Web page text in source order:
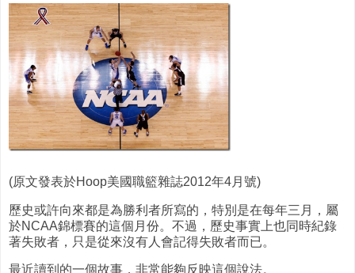
(原文發表於Hoop美國職籃雜誌2012年4月號)
歷史或許向來都是為勝利者所寫的，特別是在每年三月，屬
於NCAA錦標賽的這個月份。不過，歷史事實上也同時紀錄
著失敗者，只是從來沒有人會記得失敗者而已。
最近讀到的一個故事，非常能夠反映這個說法。